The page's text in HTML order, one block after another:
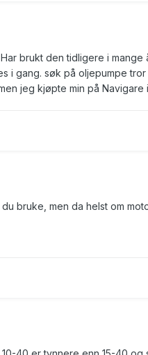
brukt den tidligere i
i gang. søk på oljepumpe
jeg kjøpte min på Navigare
bruke, men da helst om